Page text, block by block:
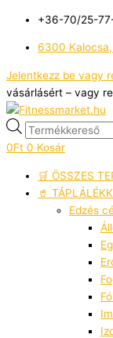
content
+36-70/25-
6300
Jelentkezz be vagy
vásárlásért – vagy
search
0Ft 0 Kosár
🛒 ÖSSZES
🥤
Edzés
a
r
c
h
f
r